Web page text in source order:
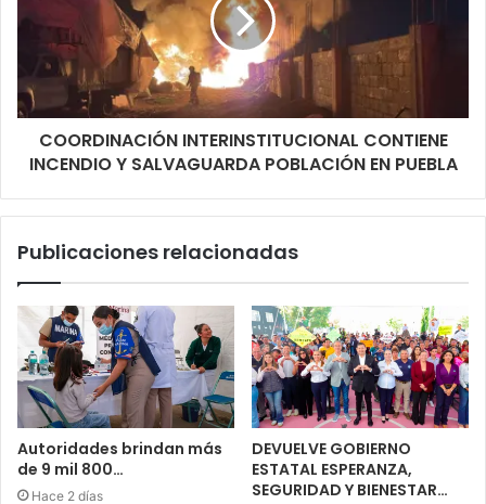
COORDINACIÓN INTERINSTITUCIONAL CONTIENE
INCENDIO Y SALVAGUARDA POBLACIÓN EN PUEBLA
Publicaciones relacionadas
Autoridades brindan más
de 9 mil 800…
Hace 2 días
DEVUELVE GOBIERNO
ESTATAL ESPERANZA,
SEGURIDAD Y BIENESTAR…